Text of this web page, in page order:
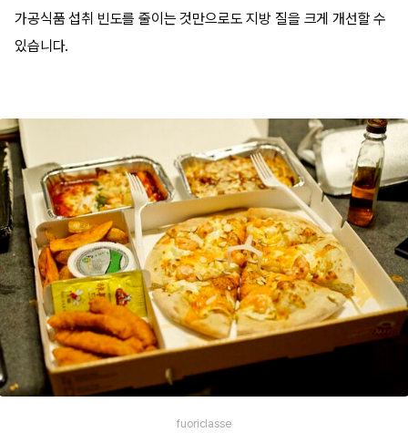
가공식품 섭취 빈도를 줄이는 것만으로도 지방 질을 크게 개선할 수
있습니다.
fuoriclasse